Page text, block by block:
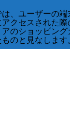
info@crsny.org
、ユーザーの
クセスされた
のショッピン
のと見なします